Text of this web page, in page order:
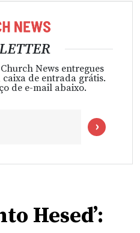
News entregues
de entrada grátis.
de e-mail abaixo.
Hesed’: